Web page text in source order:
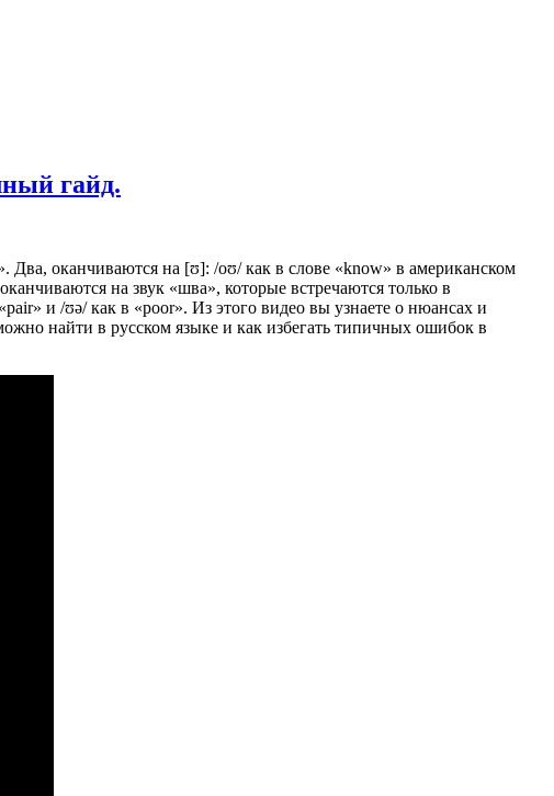
гайд.
Два, оканчиваются на [ʊ]: /oʊ/ как в слове «know» в американском
на звук «шва», которые встречаются только в
и /ʊə/ как в «poor». Из этого видео вы узнаете о нюансах и
найти в русском языке и как избегать типичных ошибок в